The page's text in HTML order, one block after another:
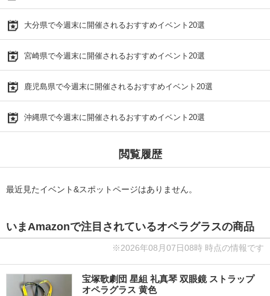
大分県で今週末に開催されるおすすめイベント20選
宮崎県で今週末に開催されるおすすめイベント20選
鹿児島県で今週末に開催されるおすすめイベント20選
沖縄県で今週末に開催されるおすすめイベント20選
閲覧履歴
最近見たイベント&スポットページはありません。
いまAmazonで注目されているオペラグラスの商品
※2026年08月07日08時 時点の情報です
宝塚歌劇団 星組 礼真琴 双眼鏡 ストラップ
オペラグラス 黄色